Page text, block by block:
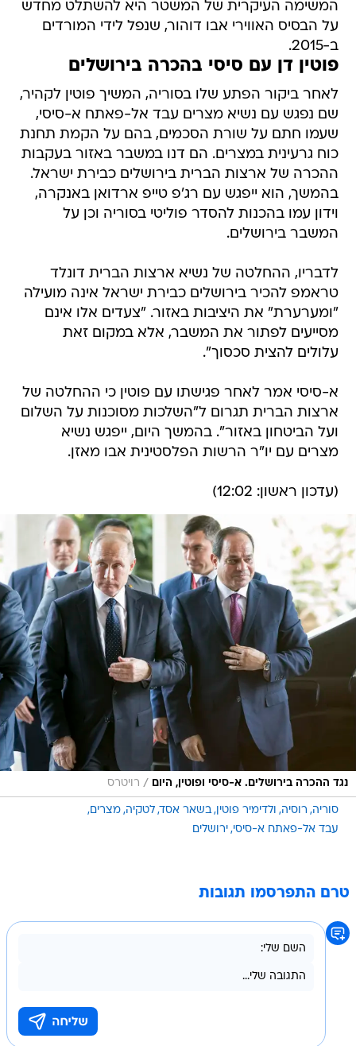
המשימה העיקרית של המשטר היא להשתלט מחדש
על הבסיס האווירי אבו דוהור, שנפל לידי המורדים
ב-2015.
פוטין דן עם סיסי בהכרה בירושלים
לאחר ביקור הפתע שלו בסוריה, המשיך פוטין לקהיר,
שם נפגש עם נשיא מצרים עבד אל-פאתח א-סיסי,
שעמו חתם על שורת הסכמים, בהם על הקמת תחנת
כוח גרעינית במצרים. הם דנו במשבר באזור בעקבות
ההכרה של ארצות הברית בירושלים כבירת ישראל.
בהמשך, הוא ייפגש עם רג'פ טייפ ארדואן באנקרה,
וידון עמו בהכנות להסדר פוליטי בסוריה וכן על
המשבר בירושלים.
לדבריו, ההחלטה של נשיא ארצות הברית דונלד
טראמפ להכיר בירושלים כבירת ישראל אינה מועילה
"ומערערת" את היציבות באזור. "צעדים אלו אינם
מסייעים לפתור את המשבר, אלא במקום זאת
עלולים להצית סכסוך".
א-סיסי אמר לאחר פגישתו עם פוטין כי ההחלטה של
ארצות הברית תגרום ל"השלכות מסוכנות על השלום
ועל הביטחון באזור". בהמשך היום, ייפגש נשיא
מצרים עם יו"ר הרשות הפלסטינית אבו מאזן.
(עדכון ראשון: 12:02)
נגד ההכרה בירושלים. א-סיסי ופוטין, היום / רויטרס
סוריה רוסיה ולדימיר פוטין בשאר אסד לטקיה מצרים
עבד אל-פאתח א-סיסי ירושלים
טרם התפרסמו תגובות